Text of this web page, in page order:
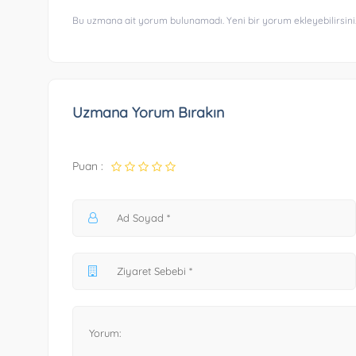
Bu uzmana ait yorum bulunamadı. Yeni bir yorum
Uzmana Yorum Bırakın
Puan :